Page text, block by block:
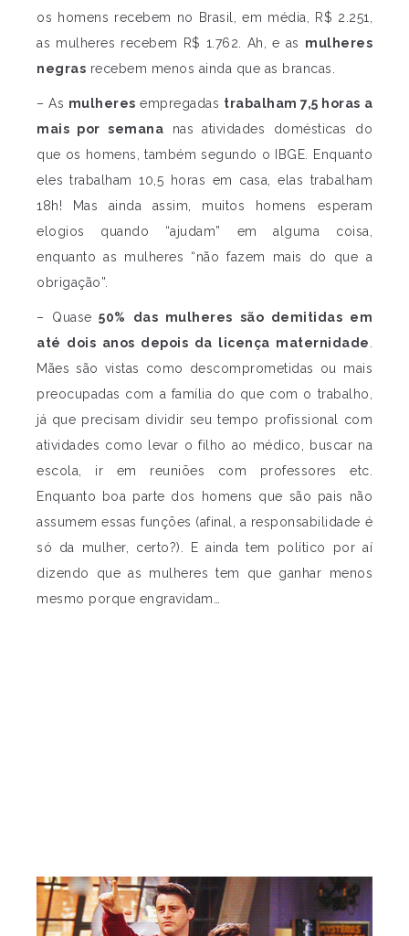
os homens recebem no Brasil, em média, R$ 2.251,
as mulheres recebem R$ 1.762. Ah, e as mulheres
negras recebem menos ainda que as brancas.
– As mulheres empregadas trabalham 7,5 horas a
mais por semana nas atividades domésticas do
que os homens, também segundo o IBGE. Enquanto
eles trabalham 10,5 horas em casa, elas trabalham
18h! Mas ainda assim, muitos homens esperam
elogios quando “ajudam” em alguma coisa,
enquanto as mulheres “não fazem mais do que a
obrigação”.
– Quase 50% das mulheres são demitidas em
até dois anos depois da licença maternidade
Mães são vistas como descomprometidas ou mais
preocupadas com a família do que com o trabalho,
já que precisam dividir seu tempo profissional com
atividades como levar o filho ao médico, buscar na
escola, ir em reuniões com professores etc.
Enquanto boa parte dos homens que são pais não
assumem essas funções (afinal, a responsabilidade é
só da mulher, certo?). E ainda tem político por aí
dizendo que as mulheres tem que ganhar menos
mesmo porque engravidam…